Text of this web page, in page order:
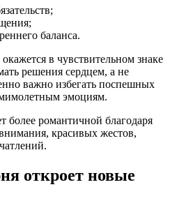
баланса.
в чувствительном знаке
решения сердцем, а не
важно избегать поспешных
эмоциям.
более романтичной благодаря
красивых жестов,
откроет новые